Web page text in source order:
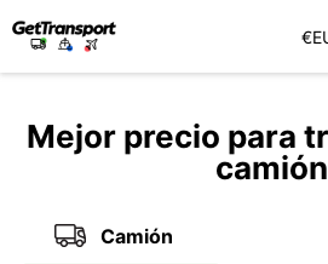
€
Mejor precio para
camión
Camión